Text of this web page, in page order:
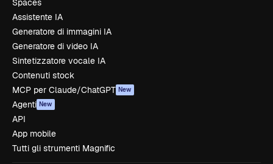
Spaces
Assistente IA
Generatore di immagini IA
Generatore di video IA
Sintetizzatore vocale IA
Contenuti stock
MCP per Claude/ChatGPT New
Agenti New
API
App mobile
Tutti gli strumenti Magnific